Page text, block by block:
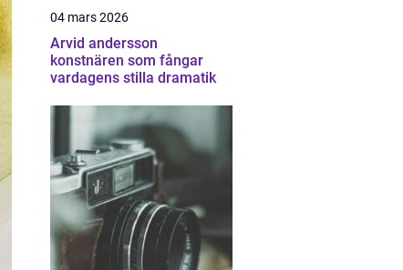
04 mars 2026
Arvid andersson
konstnären som fångar
vardagens stilla dramatik